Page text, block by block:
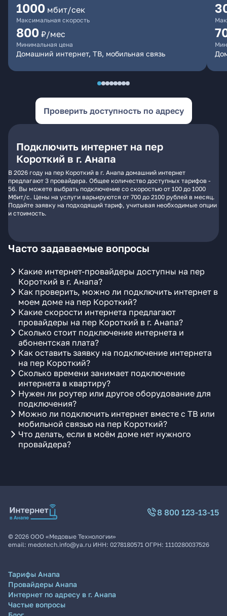
1000 мбит/сек
Максимальная скорость
800 ₽/мес
Минимальная цена
Домашний интернет, ТВ, мобильная связь
Проверить доступность по адресу
Подключить интернет на пер
Короткий в г. Анапа
В 2026 году на пер Короткий в г. Анапа домашний интернет
предлагают 3 провайдера. Общее количество доступных тарифов -
56. Вы можете выбрать подключение со скоростью от 100 до 1000
Мбит/с. Цены на услуги варьируются от 700 до 2100 рублей в месяц.
Подайте заявку на подходящий тариф, учитывая необходимые опции
и стоимость.
Часто задаваемые вопросы
Какие интернет-провайдеры доступны на пер
Короткий в г. Анапа?
Как проверить, можно ли подключить интернет в
моем доме на пер Короткий?
Какие скорости интернета предлагают
провайдеры на пер Короткий в г. Анапа?
Сколько стоит подключение интернета и
абонентская плата?
Как оставить заявку на подключение интернета
на пер Короткий?
Сколько времени занимает подключение
интернета в квартиру?
Нужен ли роутер или другое оборудование для
подключения?
Можно ли подключить интернет вместе с ТВ или
мобильной связью на пер Короткий?
Что делать, если в моём доме нет нужного
провайдера?
8 800 123-13-15
© 2026 ООО «Медовые Технологии»
email: medotech.info@ya.ru ИНН: 0278180571 ОГРН: 1110280037526
Тарифы Анапа
Провайдеры Анапа
Интернет по адресу в г. Анапа
Частые вопросы